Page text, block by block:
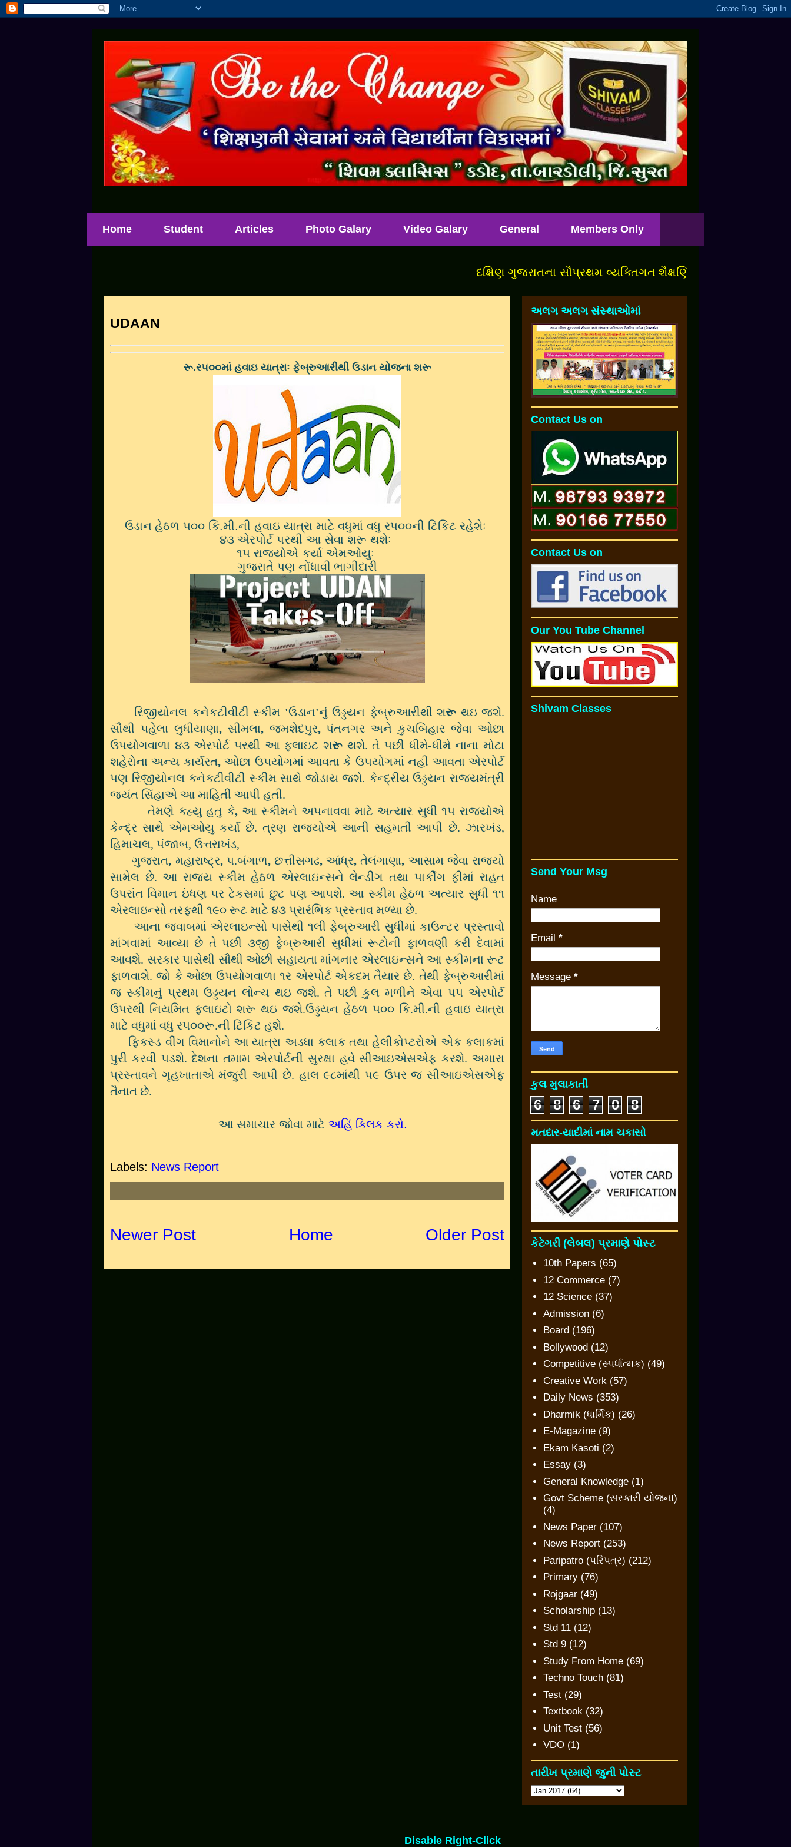
Home Student Articles Photo Galary Video Galary General Members Only
દક્ષિણ ગુજરાતના સૌપ્રથમ વ્યક્તિગત શૈક્ષણિક બ્લોગમાં આપનુંં સ્વાગત
UDAAN
રૂ.રપ૦૦માં હવાઇ યાત્રાઃ ફેબ્રુઆરીથી ઉડાન યોજના શરૂ
ઉડાન હેઠળ પ૦૦ કિ.મી.ની હવાઇ યાત્રા માટે વધુમાં વધુ રપ૦૦ની ટિકિટ રહેશેઃ
૪૩ એરપોર્ટ પરથી આ સેવા શરૂ થશેઃ
૧પ રાજયોએ કર્યા એમઓયુઃ
ગુજરાતે પણ નોંધાવી ભાગીદારી
રિજીયોનલ કનેકટીવીટી સ્કીમ 'ઉડાન'નું ઉડ્ડયન ફેબ્રુઆરીથી શરૂ થઇ જશે.
સૌથી પહેલા લુધીયાણા, સીમલા, જમશેદપુર,પંતનગર અને કુચબિહાર જેવા ઓછા
ઉપયોગવાળા ૪૩ એરપોર્ટ પરથી આ ફલાઇટ શરૂ થશે. તે પછી ધીમે-ધીમે નાના મોટા
શહેરોના અન્ય કાર્યરત, ઓછા ઉપયોગમાં આવતા કે ઉપયોગમાં નહી આવતા એરપોર્ટ
પણ રિજીયોનલ કનેકટીવીટી સ્કીમ સાથે જોડાય જશે. કેન્દ્રીય ઉડ્ડયન રાજયમંત્રી
જયંત સિંહાએ આ માહિતી આપી હતી.
તેમણે કહ્યુ હતુ કે, આ સ્કીમને અપનાવવા માટે અત્યાર સુધી ૧પ રાજયોએ
કેન્દ્ર સાથે એમઓયુ કર્યા છે. ત્રણ રાજયોએ આની સહમતી આપી છે. ઝારખંડ,
હિમાચલ, પંજાબ, ઉત્તરાખંડ,
ગુજરાત, મહારાષ્ટ્ર, પ.બંગાળ, છત્તીસગઢ, આંધ્ર,તેલંગાણા, આસામ જેવા રાજયો
સામેલ છે. આ રાજય સ્કીમ હેઠળ એરલાઇન્સને લેન્ડીંગ તથા પાર્કીંગ ફીમાં રાહત
ઉપરાંત વિમાન ઇંધણ પર ટેકસમાં છુટ પણ આપશે. આ સ્કીમ હેઠળ અત્યાર સુધી ૧૧
એરલાઇન્સો તરફથી ૧૯૦ રૂટ માટે ૪૩ પ્રારંભિક પ્રસ્તાવ મળ્યા છે.
આના જવાબમાં એરલાઇન્સો પાસેથી ૧લી ફેબ્રુઆરી સુધીમાં કાઉન્ટર પ્રસ્તાવો
માંગવામાં આવ્યા છે તે પછી ૩જી ફેબ્રુઆરી સુધીમાં રૂટોની ફાળવણી કરી દેવામાં
આવશે. સરકાર પાસેથી સૌથી ઓછી સહાયતા માંગનાર એરલાઇન્સને આ સ્કીમના રૂટ
ફાળવાશે. જો કે ઓછા ઉપયોગવાળા ૧ર એરપોર્ટ એકદમ તૈયાર છે. તેથી ફેબ્રુઆરીમાં
જ સ્કીમનું પ્રથમ ઉડ્ડયન લોન્ચ થઇ જશે. તે પછી કુલ મળીને એવા પપ એરપોર્ટ
ઉપરથી નિયમિત ફલાઇટો શરૂ થઇ જશે.ઉડ્ડયન હેઠળ પ૦૦ કિ.મી.ની હવાઇ યાત્રા
માટે વધુમાં વધુ રપ૦૦રૂ.ની ટિકિટ હશે.
ફિકસ્ડ વીંગ વિમાનોને આ યાત્રા અડધા કલાક તથા હેલીકોપ્ટરોએ એક કલાકમાં
પુરી કરવી પડશે. દેશના તમામ એરપોર્ટની સુરક્ષા હવે સીઆઇએસએફ કરશે. અમારા
પ્રસ્તાવને ગૃહખાતાએ મંજુરી આપી છે. હાલ ૯૮માંથી પ૯ ઉપર જ સીઆઇએસએફ
તૈનાત છે.
આ સમાચાર જોવા માટે અહિં ક્લિક કરો.
Labels: News Report
Newer Post Older Post
Home
અલગ અલગ સંસ્થાઓમાં
Contact Us on
Contact Us on
Our You Tube Channel
Shivam Classes
Send Your Msg
Name
Email *
Message *
કુલ મુલાકાતી
6 8 6 7 0 8
મતદાર-યાદીમાં નામ ચકાસો
કેટેગરી (લેબલ) પ્રમાણે પોસ્ટ
10th Papers (65)
12 Commerce (7)
12 Science (37)
Admission (6)
Board (196)
Bollywood (12)
Competitive (સ્પર્ધાત્મક) (49)
Creative Work (57)
Daily News (353)
Dharmik (ધાર્મિક) (26)
E-Magazine (9)
Ekam Kasoti (2)
Essay (3)
General Knowledge (1)
Govt Scheme (સરકારી યોજના)
(4)
News Paper (107)
News Report (253)
Paripatro (પરિપત્ર) (212)
Primary (76)
Rojgaar (49)
Scholarship (13)
Std 11 (12)
Std 9 (12)
Study From Home (69)
Techno Touch (81)
Test (29)
Textbook (32)
Unit Test (56)
VDO (1)
તારીખ પ્રમાણે જુની પોસ્ટ
Disable Right-Click